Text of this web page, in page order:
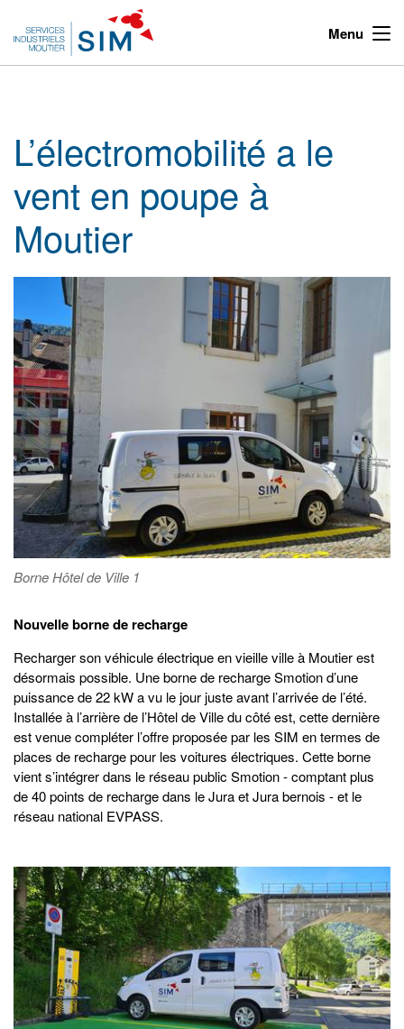
Menu
L’électromobilité a le
vent en poupe à
Moutier
Borne Hôtel de Ville 1
Nouvelle borne de recharge
Recharger son véhicule électrique en vieille ville à Moutier est
désormais possible. Une borne de recharge Smotion d’une
puissance de 22 kW a vu le jour juste avant l’arrivée de l’été.
Installée à l’arrière de l’Hôtel de Ville du côté est, cette dernière
est venue compléter l’offre proposée par les SIM en termes de
places de recharge pour les voitures électriques. Cette borne
vient s’intégrer dans le réseau public Smotion - comptant plus
de 40 points de recharge dans le Jura et Jura bernois - et le
réseau national EVPASS.